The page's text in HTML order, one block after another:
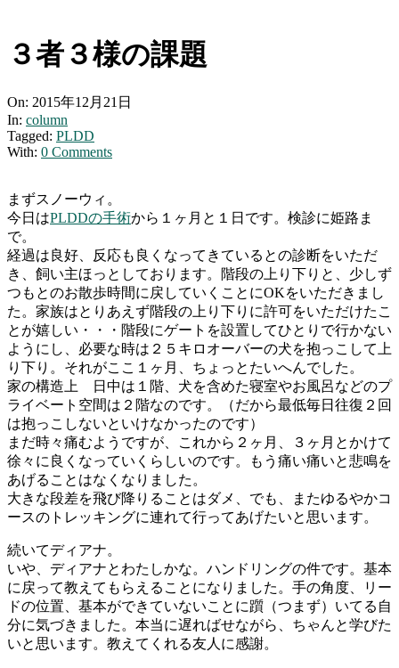
３者３様の課題
On: 2015年12月21日
In: column
Tagged: PLDD
With: 0 Comments
まずスノーウィ。
今日はPLDDの手術から１ヶ月と１日です。検診に姫路ま
で。
経過は良好、反応も良くなってきているとの診断をいただ
き、飼い主ほっとしております。階段の上り下りと、少しず
つもとのお散歩時間に戻していくことにOKをいただきまし
た。家族はとりあえず階段の上り下りに許可をいただけたこ
とが嬉しい・・・階段にゲートを設置してひとりで行かない
ようにし、必要な時は２５キロオーバーの犬を抱っこして上
り下り。それがここ１ヶ月、ちょっとたいへんでした。
家の構造上 日中は１階、犬を含めた寝室やお風呂などのプ
ライベート空間は２階なのです。（だから最低毎日往復２回
は抱っこしないといけなかったのです）
まだ時々痛むようですが、これから２ヶ月、３ヶ月とかけて
徐々に良くなっていくらしいのです。もう痛い痛いと悲鳴を
あげることはなくなりました。
大きな段差を飛び降りることはダメ、でも、またゆるやかコ
ースのトレッキングに連れて行ってあげたいと思います。
続いてディアナ。
いや、ディアナとわたしかな。ハンドリングの件です。基本
に戻って教えてもらえることになりました。手の角度、リー
ドの位置、基本ができていないことに躓（つまず）いてる自
分に気づきました。本当に遅ればせながら、ちゃんと学びた
いと思います。教えてくれる友人に感謝。